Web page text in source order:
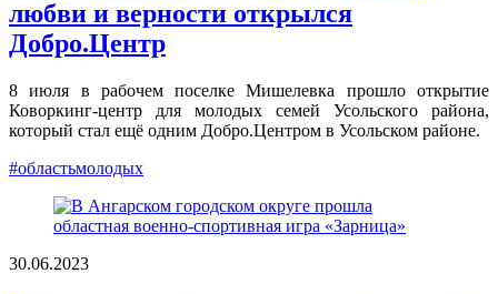
любви и верности открылся
Добро.Центр
8 июля в рабочем поселке Мишелевка прошло открытие
Коворкинг-центр для молодых семей Усольского района,
который стал ещё одним Добро.Центром в Усольском районе.
#областьмолодых
30.06.2023